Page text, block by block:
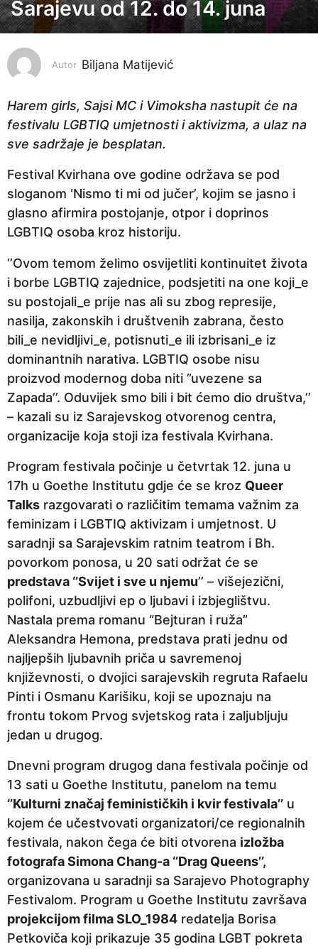
o
d
n
a
p
r
e
1
g
o
n
a
p
r
i
j
e
Sarajevu od 12. do 14. juna
Autor Biljana Matijević
Harem girls, Sajsi MC i Vimoksha nastupit će na
festivalu LGBTIQ umjetnosti i aktivizma, a ulaz na
sve sadržaje je besplatan.
Festival Kvirhana ove godine održava se pod
sloganom ‘Nismo ti mi od jučer’, kojim se jasno i
glasno afirmira postojanje, otpor i doprinos
LGBTIQ osoba kroz historiju.
‘’Ovom temom želimo osvijetliti kontinuitet života
i borbe LGBTIQ zajednice, podsjetiti na one koji_e
su postojali_e prije nas ali su zbog represije,
nasilja, zakonskih i društvenih zabrana, često
bili_e nevidljivi_e, potisnuti_e ili izbrisani_e iz
dominantnih narativa. LGBTIQ osobe nisu
proizvod modernog doba niti ”uvezene sa
Zapada’’. Oduvijek smo bili i bit ćemo dio društva,’’
– kazali su iz Sarajevskog otvorenog centra,
organizacije koja stoji iza festivala Kvirhana.
Program festivala počinje u četvrtak 12. juna u
17h u Goethe Institutu gdje će se kroz Queer
Talks razgovarati o različitim temama važnim za
feminizam i LGBTIQ aktivizam i umjetnost. U
saradnji sa Sarajevskim ratnim teatrom i Bh.
povorkom ponosa, u 20 sati održat će se
predstava ‘’Svijet i sve u njemu’’ – višejezični,
polifoni, uzbudljivi ep o ljubavi i izbjeglištvu.
Nastala prema romanu “Bejturan i ruža”
Aleksandra Hemona, predstava prati jednu od
najljepših ljubavnih priča u savremenoj
književnosti, o dvojici sarajevskih regruta Rafaelu
Pinti i Osmanu Karišiku, koji se upoznaju na
frontu tokom Prvog svjetskog rata i zaljubljuju
jedan u drugog.
Dnevni program drugog dana festivala počinje od
13 sati u Goethe Institutu, panelom na temu
‘’Kulturni značaj feminističkih i kvir festivala’’ u
kojem će učestvovati organizatori/ce regionalnih
festivala, nakon čega će biti otvorena izložba
fotografa Simona Chang-a ‘’Drag Queens’’,
organizovana u saradnji sa Sarajevo Photography
Festivalom. Program u Goethe Institutu završava
projekcijom filmaSLO_1984 redatelja Borisa
Petkoviča koji prikazuje 35 godina LGBT pokreta